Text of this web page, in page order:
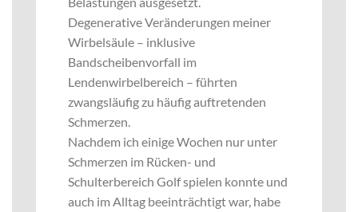
Degenerative Veränderungen meiner
Wirbelsäule – inklusive
Bandscheibenvorfall im
Lendenwirbelbereich – führten
zwangsläufig zu häufig auftretenden
Schmerzen.
Nachdem ich einige Wochen nur unter
Schmerzen im Rücken- und
Schulterbereich Golf spielen konnte und
auch im Alltag beeinträchtigt war, habe